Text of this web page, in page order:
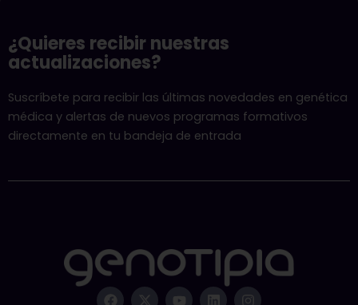
¿Quieres recibir nuestras
actualizaciones?
Suscríbete para recibir las últimas novedades en genética
médica y alertas de nuevos programas formativos
directamente en tu bandeja de entrada
F X Y L I